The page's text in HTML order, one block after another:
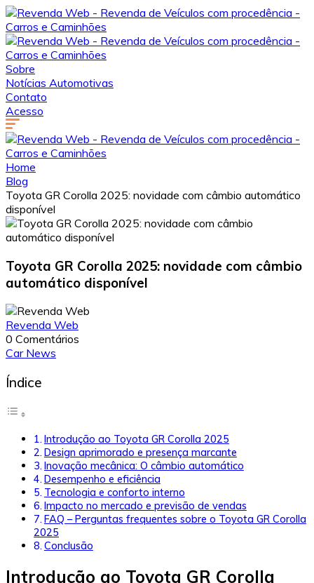
Sobre
Notícias Automotivas
Contato
Acesso
Home
Blog
Toyota GR Corolla 2025: novidade com câmbio automático
disponível
Toyota GR Corolla 2025: novidade com câmbio
automático disponível
Revenda Web
0 Comentários
Car News
Índice
Introdução ao Toyota GR Corolla 2025
Design aprimorado e presença marcante
Inovação mecânica: O câmbio automático
Desempenho e eficiência
Tecnologia e conforto interno
Impacto no mercado e previsão de vendas
FAQ – Perguntas frequentes sobre o Toyota GR Corolla
2025
Conclusão
Introdução ao Toyota GR Corolla